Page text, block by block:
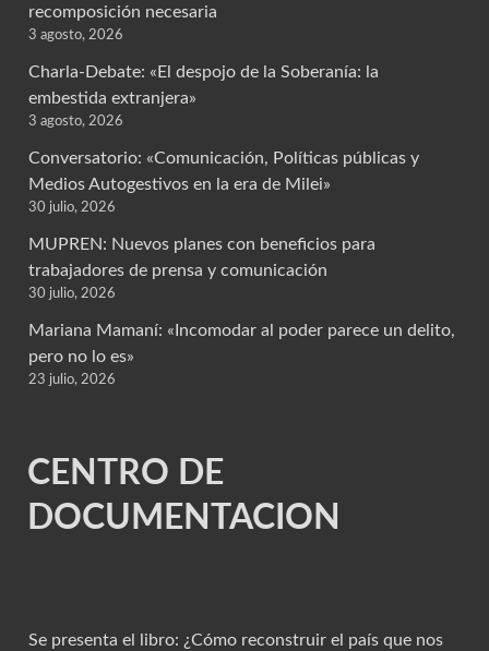
recomposición necesaria
3 agosto, 2026
Charla-Debate: «El despojo de la Soberanía: la
embestida extranjera»
3 agosto, 2026
Conversatorio: «Comunicación, Políticas públicas y
Medios Autogestivos en la era de Milei»
30 julio, 2026
MUPREN: Nuevos planes con beneficios para
trabajadores de prensa y comunicación
30 julio, 2026
Mariana Mamaní: «Incomodar al poder parece un delito,
pero no lo es»
23 julio, 2026
CENTRO DE
DOCUMENTACION
Se presenta el libro: ¿Cómo reconstruir el país que nos